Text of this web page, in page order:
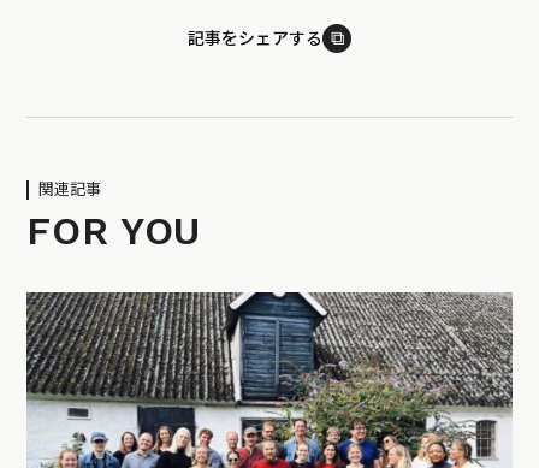
記事をシェアする ⧉
関連記事
FOR YOU